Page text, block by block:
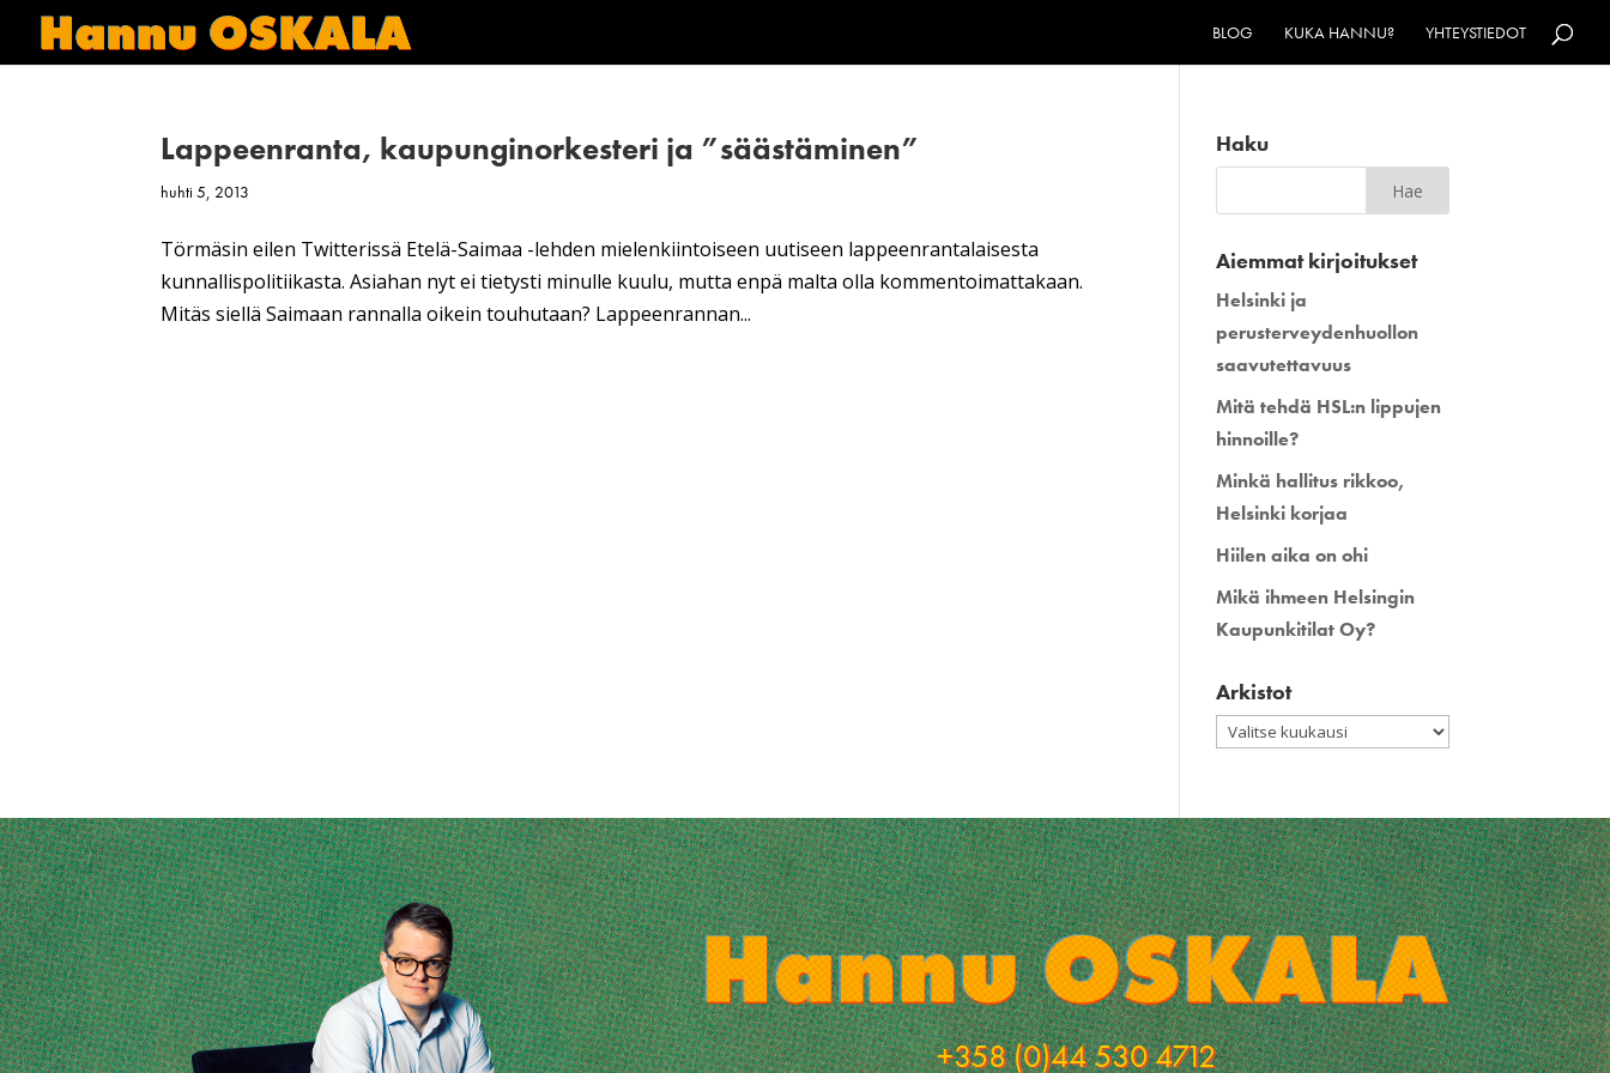
BLOG KUKA HANNU? YHTEYSTIEDOT
Lappeenranta, kaupunginorkesteri ja ”säästäminen”
huhti 5, 2013
Törmäsin eilen Twitterissä Etelä-Saimaa -lehden mielenkiintoiseen uutiseen lappeenrantalaisesta
kunnallispolitiikasta. Asiahan nyt ei tietysti minulle kuulu, mutta enpä malta olla kommentoimattakaan.
Mitäs siellä Saimaan rannalla oikein touhutaan? Lappeenrannan...
Haku
Aiemmat kirjoitukset
Helsinki ja
perusterveydenhuollon
saavutettavuus
Mitä tehdä HSL:n lippujen
hinnoille?
Minkä hallitus rikkoo,
Helsinki korjaa
Hiilen aika on ohi
Mikä ihmeen Helsingin
Kaupunkitilat Oy?
Arkistot
Arkistot
+358 (0)44 530 4712